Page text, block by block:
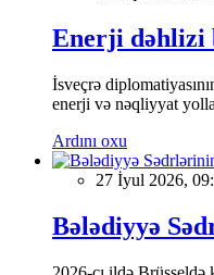
Enerji dəhlizi
İsveçrə
enerji və nəqliyyat
Ardını oxu
27 İyul 2026,
Bələdiyyə